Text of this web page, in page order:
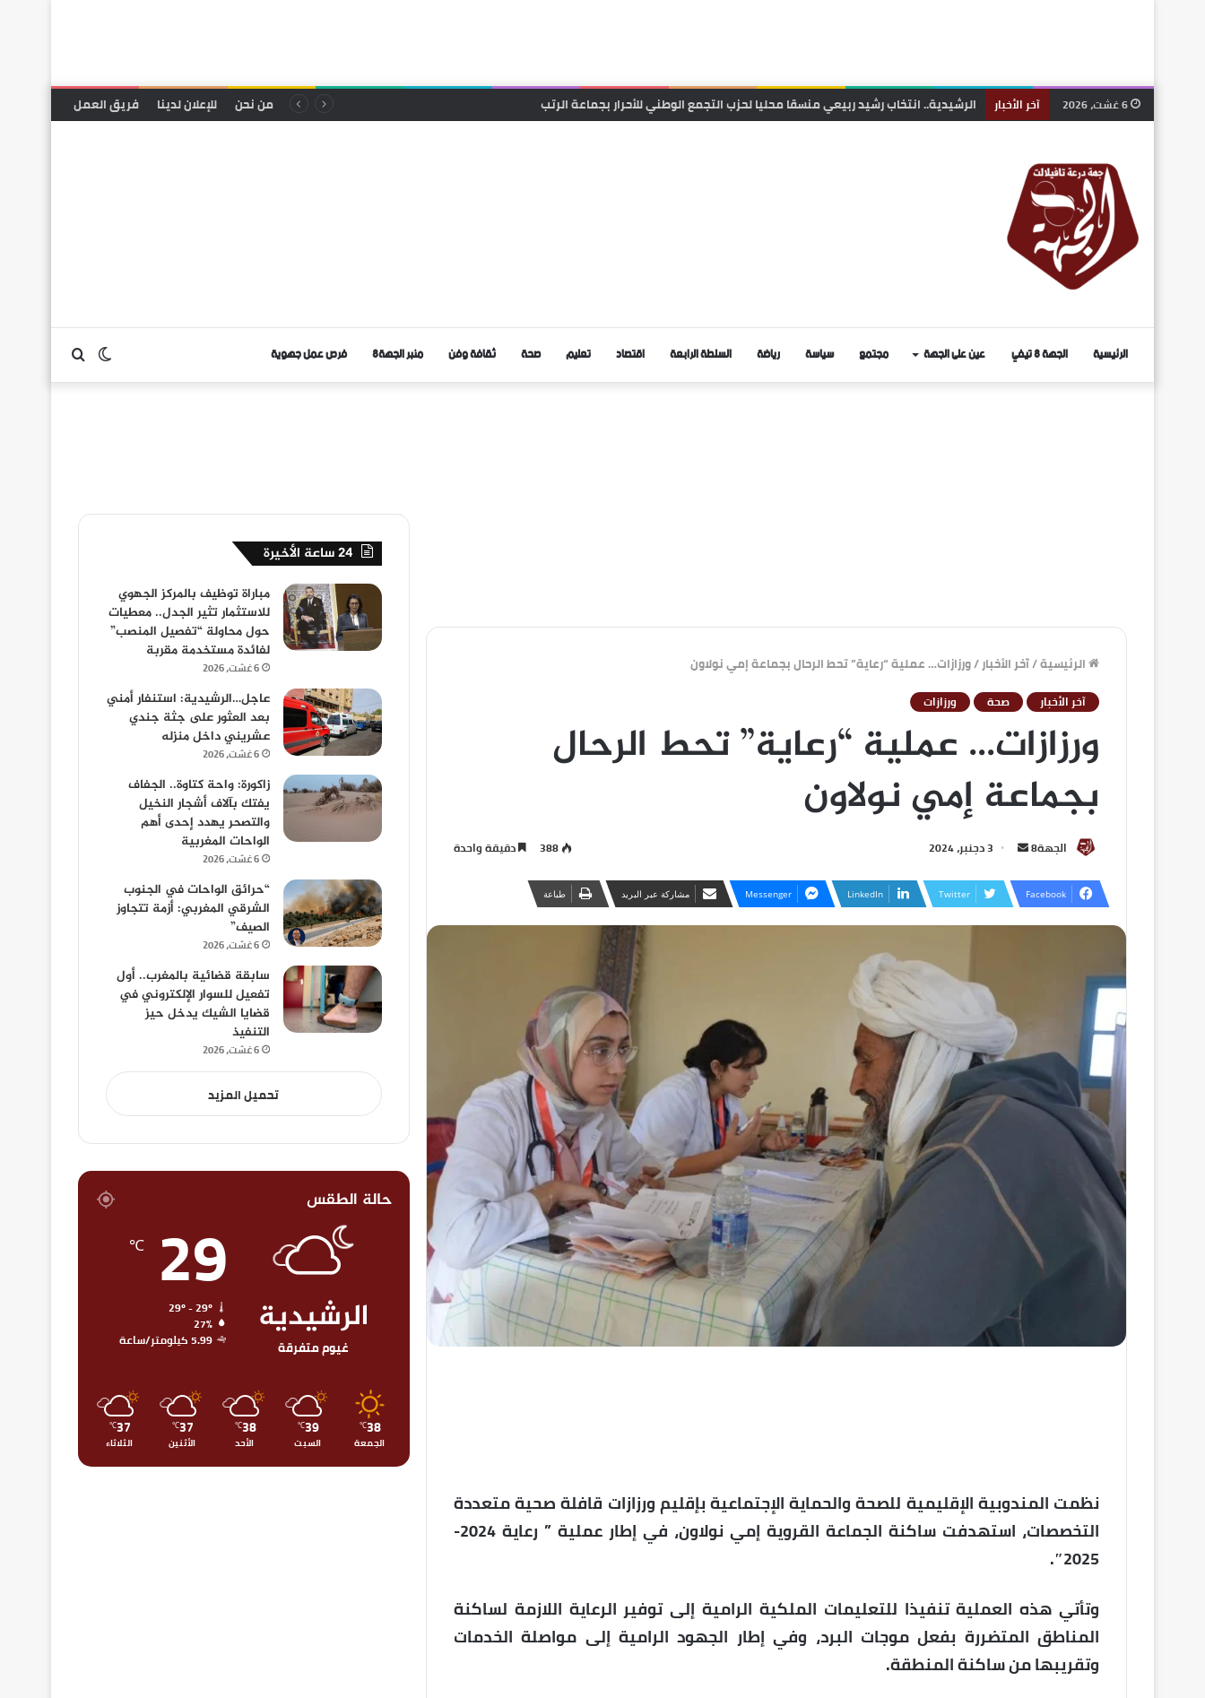
آخر الأخبار من نحن للإعلان لدينا فريق العمل
الرئيسية الجهة 8 تيفي عين على الجهة مجتمع سياسة رياضة السلطة الرابعة اقتصاد تعليم صحة ثقافة وفن منبر الجهة8 فرص عمل جهوية
الرئيسية/آخر الأخبار/ورزازات… عملية “رعاية” تحط الرحال بجماعة إمي نولاون
آخر الأخبار صحة ورزازات
ورزازات… عملية “رعاية” تحط الرحال
بجماعة إمي نولاون
الجهة8 3 دجنبر، 2024 388 دقيقة واحدة
Facebook
Twitter
LinkedIn
Messenger مشاركة عبر البريد طباعة
نظمت المندوبية الإقليمية للصحة والحماية الإجتماعية بإقليم ورزازات قافلة صحية متعددة
التخصصات، استهدفت ساكنة الجماعة القروية إمي نولاون، في إطار عملية ” رعاية 2024-
2025″.
وتأتي هذه العملية تنفيذا للتعليمات الملكية الرامية إلى توفير الرعاية اللازمة لساكنة
المناطق المتضررة بفعل موجات البرد، وفي إطار الجهود الرامية إلى مواصلة الخدمات
وتقريبها من ساكنة المنطقة.
24 ساعة الأخيرة
مباراة توظيف بالمركز الجهوي
للاستثمار تثير الجدل.. معطيات
حول محاولة “تفصيل المنصب”
لفائدة مستخدمة مقربة
6 غشت، 2026
عاجل…الرشيدية: استنفار أمني
بعد العثور على جثة جندي
عشريني داخل منزله
6 غشت، 2026
زاكورة: واحة كتاوة.. الجفاف
يفتك بآلاف أشجار النخيل
والتصحر يهدد إحدى أهم
الواحات المغربية
6 غشت، 2026
“حرائق الواحات في الجنوب
الشرقي المغربي: أزمة تتجاوز
الصيف”
6 غشت، 2026
سابقة قضائية بالمغرب.. أول
تفعيل للسوار الإلكتروني في
قضايا الشيك يدخل حيز
التنفيذ
6 غشت، 2026
تحميل المزيد
حالة الطقس
الرشيدية
غيوم متفرقة
29
℃
29º - 29º
27%
5.99 كيلومتر/ساعة
38
℃
الجمعة
39
℃
السبت
38
℃
الأحد
37
℃
الأثنين
37
℃
الثلاثاء